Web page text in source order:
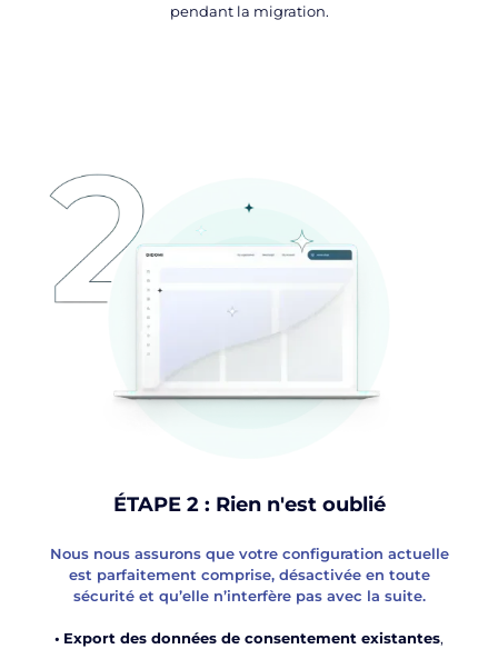
pendant la migration.
ÉTAPE 2 : Rien n'est oublié
Nous nous assurons que votre configuration actuelle
est parfaitement comprise, désactivée en toute
sécurité et qu’elle n’interfère pas avec la suite.
• Export des données de consentement existantes,